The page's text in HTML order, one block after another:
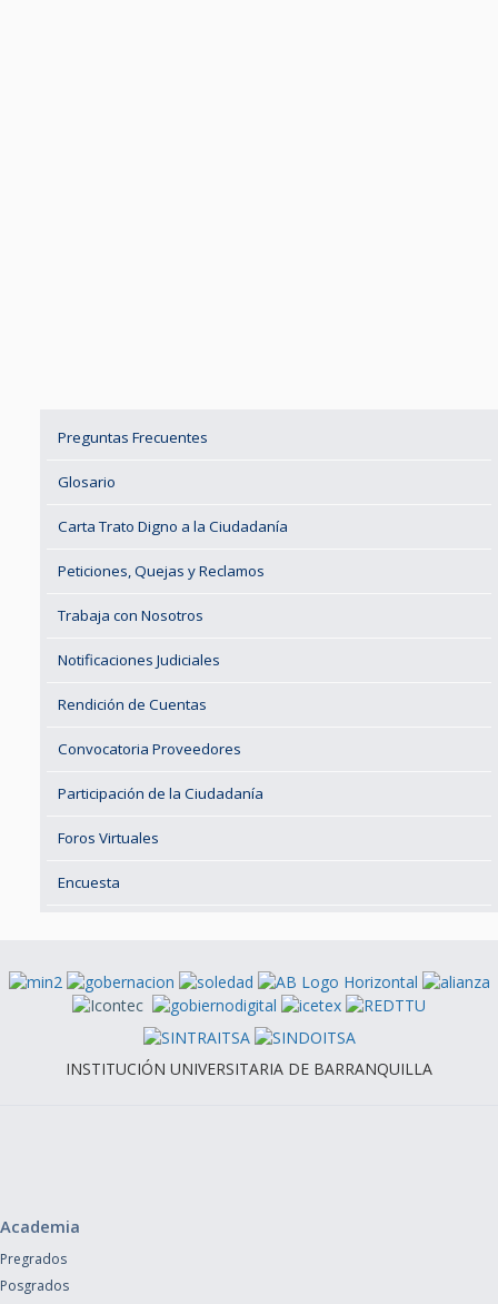
Preguntas Frecuentes
Glosario
Carta Trato Digno a la Ciudadanía
Peticiones, Quejas y Reclamos
Trabaja con Nosotros
Notificaciones Judiciales
Rendición de Cuentas
Convocatoria Proveedores
Participación de la Ciudadanía
Foros Virtuales
Encuesta
INSTITUCIÓN UNIVERSITARIA DE BARRANQUILLA
Academia
Pregrados
Posgrados